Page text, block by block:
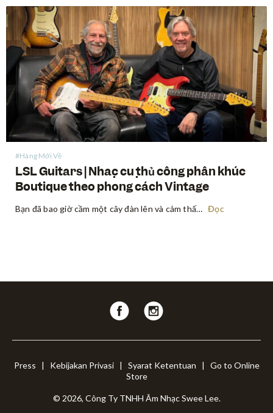
#Hàng Mới Về
LSL Guitars | Nhạc cụ thủ công phân khúc
Boutique theo phong cách Vintage
Bạn đã bao giờ cầm một cây đàn lên và cảm thấy nhạc cụ đó khơi nguồn cảm hứng cho những câu riff và bài hát ngay khi vừa bắt đầu chơi chưa? Có một loại ma thuật đặc biệt chỉ tìm thấy ở những nhạc cụ vintage — một… Đọc
Follow
us
Facebook
us
Instagram
© 2026, Công Ty TNHH Âm Nhạc Swee Lee.
Press | Kebijakan Privasi | Syarat Ketentuan |
Go to Online
Store